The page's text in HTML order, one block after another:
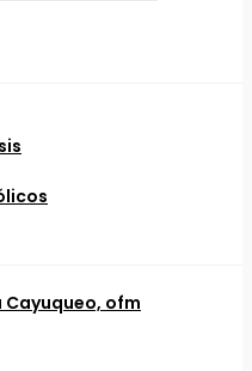
Cayuqueo, ofm